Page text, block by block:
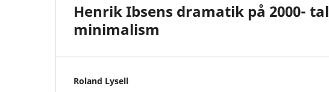
Henrik Ibsens dramatik på 2000-
minimalism
Roland Lysell